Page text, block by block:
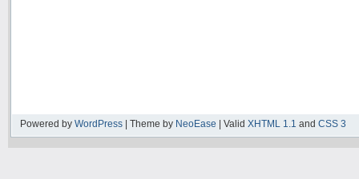
Powered by WordPress | Theme by NeoEase | Valid XHTML 1.1 and CSS 3